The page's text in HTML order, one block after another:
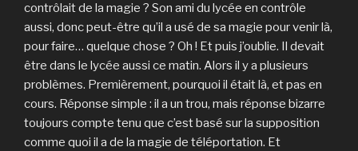
contrôlait de la magie ? Son ami du lycée en contrôle
aussi, donc peut-être qu’il a usé de sa magie pour venir là,
pour faire… quelque chose ? Oh ! Et puis j’oublie. Il devait
être dans le lycée aussi ce matin. Alors il y a plusieurs
problèmes. Premièrement, pourquoi il était là, et pas en
cours. Réponse simple : il a un trou, mais réponse bizarre
toujours compte tenu que c’est basé sur la supposition
comme quoi il a de la magie de téléportation. Et